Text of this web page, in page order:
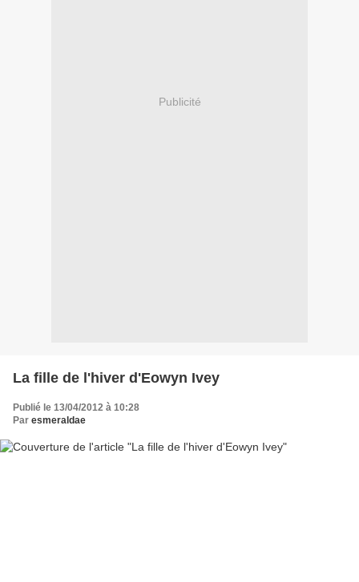
Publicité
La fille de l'hiver d'Eowyn Ivey
Publié le 13/04/2012 à 10:28
Par esmeraldae